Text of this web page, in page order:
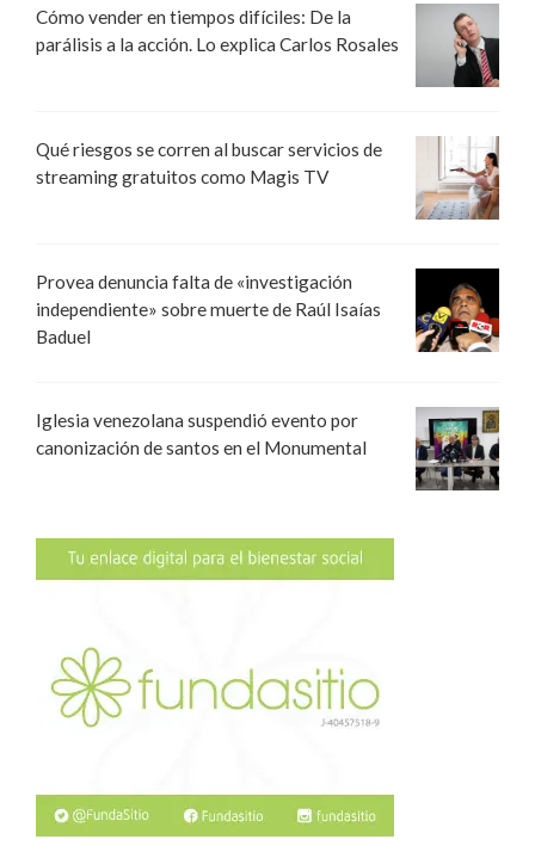
Cómo vender en tiempos difíciles: De la
parálisis a la acción. Lo explica Carlos Rosales
Qué riesgos se corren al buscar servicios de
streaming gratuitos como Magis TV
Provea denuncia falta de «investigación
independiente» sobre muerte de Raúl Isaías
Baduel
Iglesia venezolana suspendió evento por
canonización de santos en el Monumental